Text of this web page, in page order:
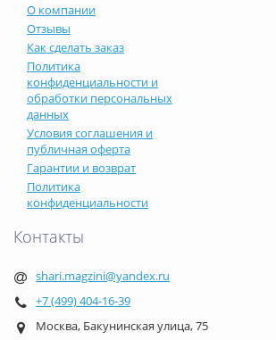
О компании
Отзывы
Как сделать заказ
Политика
конфиденциальности и
обработки персональных
данных
Условия соглашения и
публичная оферта
Гарантии и возврат
Политика
конфиденциальности
Контакты
shari.magzini@yandex.ru
+7 (499) 404-16-39
Москва, Бакунинская улица, 75